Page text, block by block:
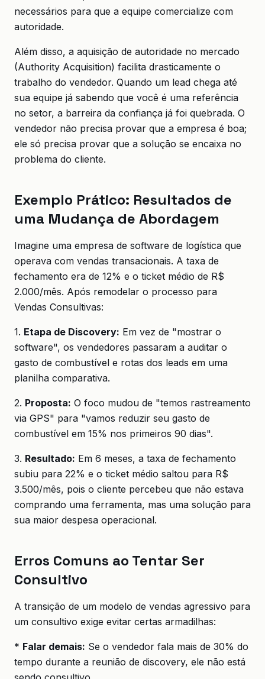
necessários para que a equipe comercialize com
autoridade.
Além disso, a aquisição de autoridade no mercado
(Authority Acquisition) facilita drasticamente o
trabalho do vendedor. Quando um lead chega até
sua equipe já sabendo que você é uma referência
no setor, a barreira da confiança já foi quebrada. O
vendedor não precisa provar que a empresa é boa;
ele só precisa provar que a solução se encaixa no
problema do cliente.
Exemplo Prático: Resultados de
uma Mudança de Abordagem
Imagine uma empresa de software de logística que
operava com vendas transacionais. A taxa de
fechamento era de 12% e o ticket médio de R$
2.000/mês. Após remodelar o processo para
Vendas Consultivas:
1. Etapa de Discovery: Em vez de "mostrar o
software", os vendedores passaram a auditar o
gasto de combustível e rotas dos leads em uma
planilha comparativa.
2. Proposta: O foco mudou de "temos rastreamento
via GPS" para "vamos reduzir seu gasto de
combustível em 15% nos primeiros 90 dias".
3. Resultado: Em 6 meses, a taxa de fechamento
subiu para 22% e o ticket médio saltou para R$
3.500/mês, pois o cliente percebeu que não estava
comprando uma ferramenta, mas uma solução para
sua maior despesa operacional.
Erros Comuns ao Tentar Ser
Consultivo
A transição de um modelo de vendas agressivo para
um consultivo exige evitar certas armadilhas:
* Falar demais: Se o vendedor fala mais de 30% do
tempo durante a reunião de discovery, ele não está